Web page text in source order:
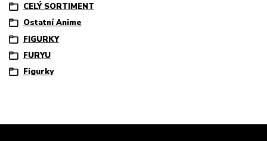
CELÝ SORTIMENT
Ostatní Anime
FIGURKY
FURYU
Figurky